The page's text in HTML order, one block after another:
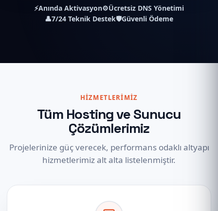
⚡Anında Aktivasyon⚙️Ücretsiz DNS Yönetimi
👤7/24 Teknik Destek🛡️Güvenli Ödeme
HIZMETLERIMIZ
Tüm Hosting ve Sunucu
Çözümlerimiz
Projelerinize güç verecek, performans odaklı altyapı
hizmetlerimiz alt alta listelenmiştir.